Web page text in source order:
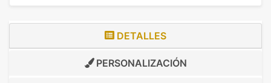
DETALLES
PERSONALIZACIÓN